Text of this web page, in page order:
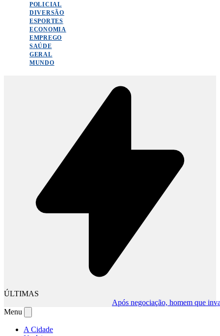
POLICIAL
DIVERSÃO
ESPORTES
ECONOMIA
EMPREGO
SAÚDE
GERAL
MUNDO
ÚLTIMAS
Após negociação, homem que
Menu
A Cidade